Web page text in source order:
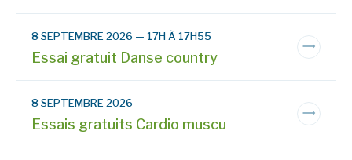
8 SEPTEMBRE 2026 — 17H À 17H55
Essai gratuit Danse country
8 SEPTEMBRE 2026
Essais gratuits Cardio muscu